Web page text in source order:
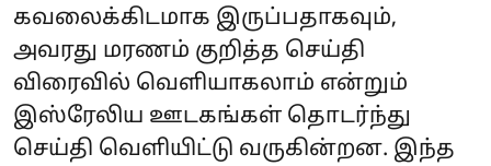
கவலைக்கிடமாக இருப்பதாகவும்,
அவரது மரணம் குறித்த செய்தி
விரைவில் வெளியாகலாம் என்றும்
இஸ்ரேலிய ஊடகங்கள் தொடர்ந்து
செய்தி வெளியிட்டு வருகின்றன. இந்த